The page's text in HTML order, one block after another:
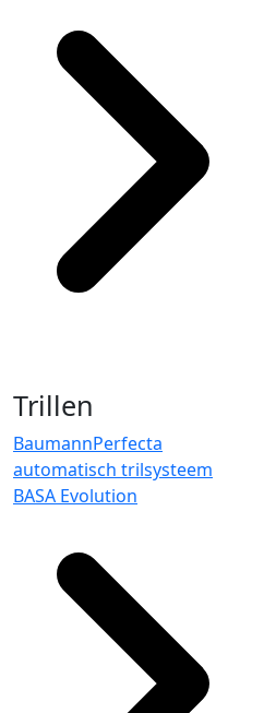
Trillen
BaumannPerfecta
automatisch trilsysteem
BASA Evolution